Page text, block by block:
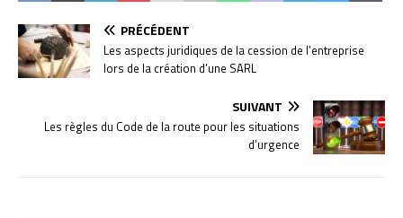
PRÉCÉDENT
Les aspects juridiques de la cession de l’entreprise
lors de la création d’une SARL
SUIVANT
Les règles du Code de la route pour les situations
d’urgence